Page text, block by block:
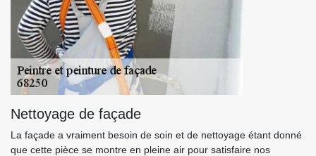
Nettoyage de façade
La façade a vraiment besoin de soin et de nettoyage étant donné
que cette pièce se montre en pleine air pour satisfaire nos